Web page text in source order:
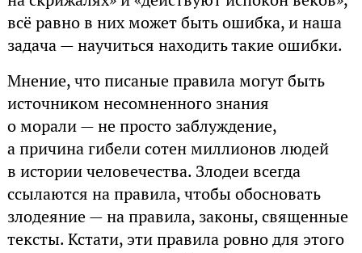
всё равно в них может быть ошибка, и наша
задача — научиться находить такие ошибки.
Мнение, что писаные правила могут быть
источником несомненного знания
о морали — не просто заблуждение,
а причина гибели сотен миллионов людей
в истории человечества. Злодеи всегда
ссылаются на правила, чтобы обосновать
злодеяние — на правила, законы, священные
тексты. Кстати, эти правила ровно для этого